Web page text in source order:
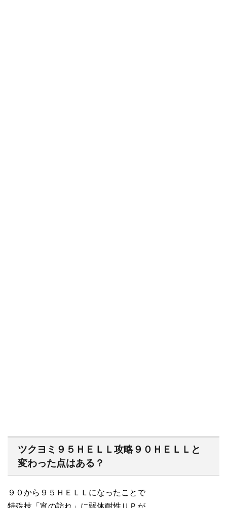
ツクヨミ９５ＨＥＬＬ攻略９０ＨＥＬＬと
変わった点はある？
９０から９５ＨＥＬＬになったことで
特殊技「宵の訪れ」に弱体耐性ＵＰが